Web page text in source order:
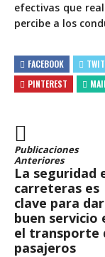
efectivas que
percibe a los
FACEBOOK
PINTEREST
Publicaciones
Anteriores
La seguridad
carreteras es
clave para
buen servicio
el transporte
pasajeros